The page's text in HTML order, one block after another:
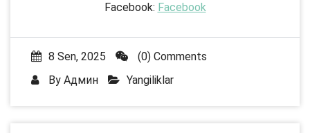
Facebook: Facebook
8 Sen, 2025
(0) Comments
By Админ Yangiliklar